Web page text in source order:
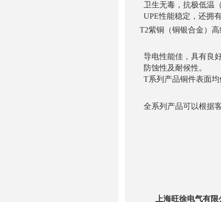
卫生无毒，抗极低温
UPE性能稳定，还拥
T2紫铜（铜银合金）
导电性能佳，具有良
防蚀性及耐候性。
T系列产品铜件表面
全系列产品可以根据
上海旺徐电气有限公